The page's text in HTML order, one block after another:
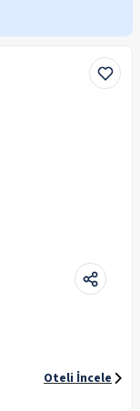
Oteli İncele